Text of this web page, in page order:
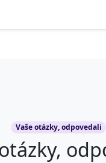
Vaše otázky, odpovedali